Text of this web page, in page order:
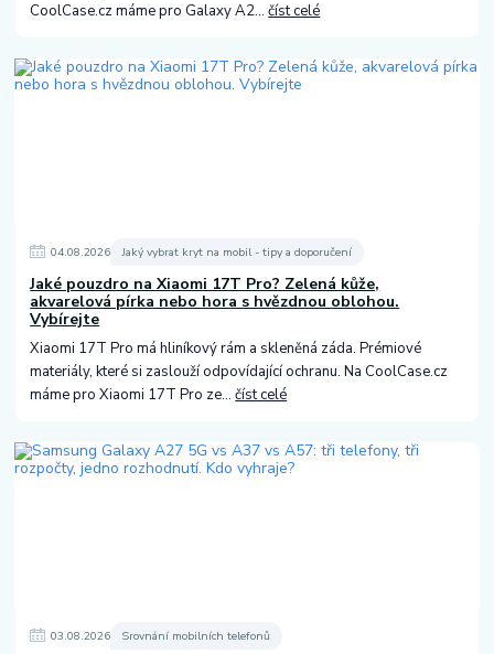
CoolCase.cz máme pro Galaxy A2...číst celé
04.08.2026 Jaký vybrat kryt na mobil - tipy a doporučení
Jaké pouzdro na Xiaomi 17T Pro? Zelená kůže,
akvarelová pírka nebo hora s hvězdnou oblohou.
Vybírejte
Xiaomi 17T Pro má hliníkový rám a skleněná záda. Prémiové
materiály, které si zaslouží odpovídající ochranu. Na CoolCase.cz
máme pro Xiaomi 17T Pro ze...číst celé
03.08.2026 Srovnání mobilních telefonů